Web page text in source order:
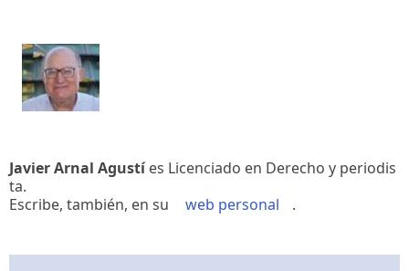
Javier Arnal Agustíes Licenciado en Derecho y periodis
ta.
Escribe, también, en su
web personal .